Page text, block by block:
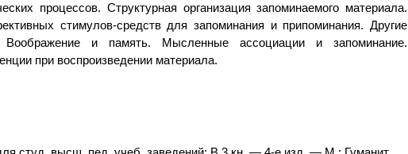
процессов. Структурная организация запоминаемого материала.
стимулов-средств для запоминания и припоминания. Другие
и память. Мысленные ассоциации и запоминание.
при воспроизведении материала.